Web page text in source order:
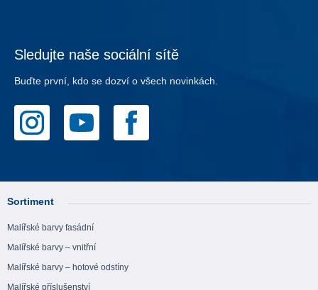
Sledujte naše sociální sítě
Buďte první, kdo se dozví o všech novinkách.
Sortiment
Malířské barvy fasádní
Malířské barvy – vnitřní
Malířské barvy – hotové odstíny
Malířské příslušenství